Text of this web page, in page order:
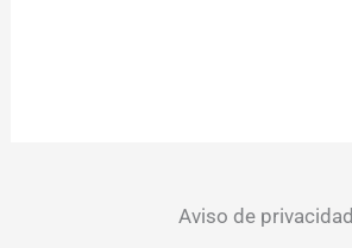
Aviso de privacidad